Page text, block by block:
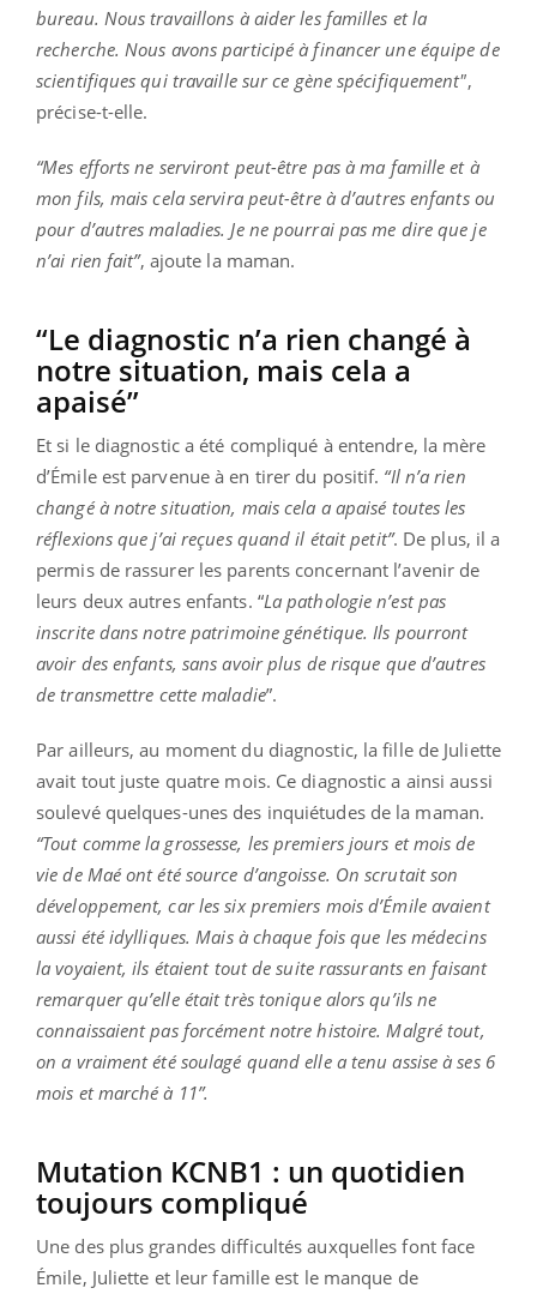
bureau. Nous travaillons à aider les familles et la
recherche. Nous avons participé à financer une équipe de
scientifiques qui travaille sur ce gène spécifiquement",
précise-t-elle.
“Mes efforts ne serviront peut-être pas à ma famille et à
mon fils, mais cela servira peut-être à d’autres enfants ou
pour d’autres maladies. Je ne pourrai pas me dire que je
n’ai rien fait”, ajoute la maman.
“Le diagnostic n’a rien changé à
notre situation, mais cela a
apaisé”
Et si le diagnostic a été compliqué à entendre, la mère
d’Émile est parvenue à en tirer du positif. “Il n’a rien
changé à notre situation, mais cela a apaisé toutes les
réflexions que j’ai reçues quand il était petit”. De plus, il a
permis de rassurer les parents concernant l’avenir de
leurs deux autres enfants. “La pathologie n’est pas
inscrite dans notre patrimoine génétique. Ils pourront
avoir des enfants, sans avoir plus de risque que d’autres
de transmettre cette maladie”.
Par ailleurs, au moment du diagnostic, la fille de Juliette
avait tout juste quatre mois. Ce diagnostic a ainsi aussi
soulevé quelques-unes des inquiétudes de la maman.
“Tout comme la grossesse, les premiers jours et mois de
vie de Maé ont été source d’angoisse. On scrutait son
développement, car les six premiers mois d’Émile avaient
aussi été idylliques. Mais à chaque fois que les médecins
la voyaient, ils étaient tout de suite rassurants en faisant
remarquer qu’elle était très tonique alors qu’ils ne
connaissaient pas forcément notre histoire. Malgré tout,
on a vraiment été soulagé quand elle a tenu assise à ses 6
mois et marché à 11”.
Mutation KCNB1 : un quotidien
toujours compliqué
Une des plus grandes difficultés auxquelles font face
Émile, Juliette et leur famille est le manque de